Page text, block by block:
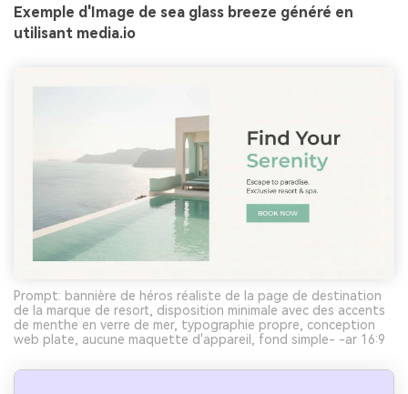
Exemple d'Image de sea glass breeze généré en
utilisant media.io
Prompt: bannière de héros réaliste de la page de destination
de la marque de resort, disposition minimale avec des accents
de menthe en verre de mer, typographie propre, conception
web plate, aucune maquette d'appareil, fond simple- -ar 16:9